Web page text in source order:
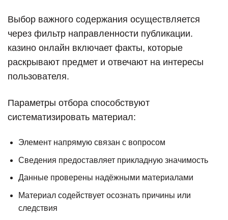
Выбор важного содержания осуществляется
через фильтр направленности публикации.
казино онлайн включает факты, которые
раскрывают предмет и отвечают на интересы
пользователя.
Параметры отбора способствуют
систематизировать материал:
Элемент напрямую связан с вопросом
Сведения предоставляет прикладную значимость
Данные проверены надёжными материалами
Материал содействует осознать причины или
следствия